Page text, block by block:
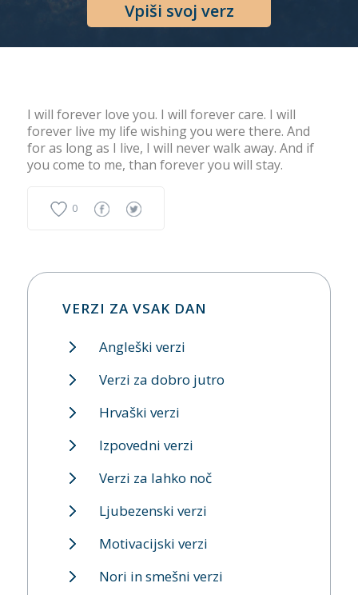
Vpiši svoj verz
I will forever love you. I will forever care. I will
forever live my life wishing you were there. And
for as long as I live, I will never walk away. And if
you come to me, than forever you will stay.
0
VERZI ZA VSAK DAN
Angleški verzi
Verzi za dobro jutro
Hrvaški verzi
Izpovedni verzi
Verzi za lahko noč
Ljubezenski verzi
Motivacijski verzi
Nori in smešni verzi